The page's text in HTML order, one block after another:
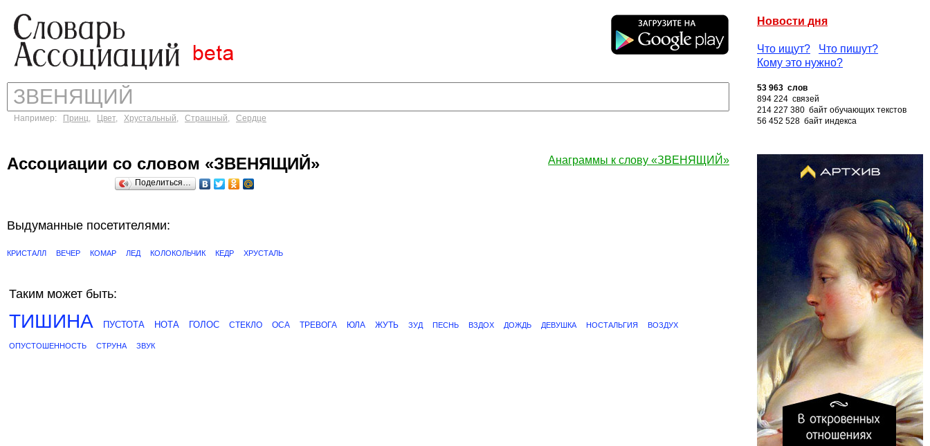
Новости дня
Что ищут?
Что пишут?
Кому это нужно?
Например: Принц, Цвет, Хрустальный, Страшный, Сердце
53 963 слов
894 224 связей
214 227 380 байт обучающих текстов
56 452 528 байт индекса
Анаграммы к слову «ЗВЕНЯЩИЙ»
Ассоциации со словом «ЗВЕНЯЩИЙ»
Поделиться…
Выдуманные посетителями:
КРИСТАЛЛ ВЕЧЕР КОМАР ЛЕД КОЛОКОЛЬЧИК КЕДР ХРУСТАЛЬ
Таким может быть:
ТИШИНА ПУСТОТА НОТА ГОЛОС СТЕКЛО ОСА ТРЕВОГА ЮЛА ЖУТЬ ЗУД ПЕСНЬ ВЗДОХ ДОЖДЬ ДЕВУШКА НОСТАЛЬГИЯ ВОЗДУХ
ОПУСТОШЕННОСТЬ СТРУНА ЗВУК